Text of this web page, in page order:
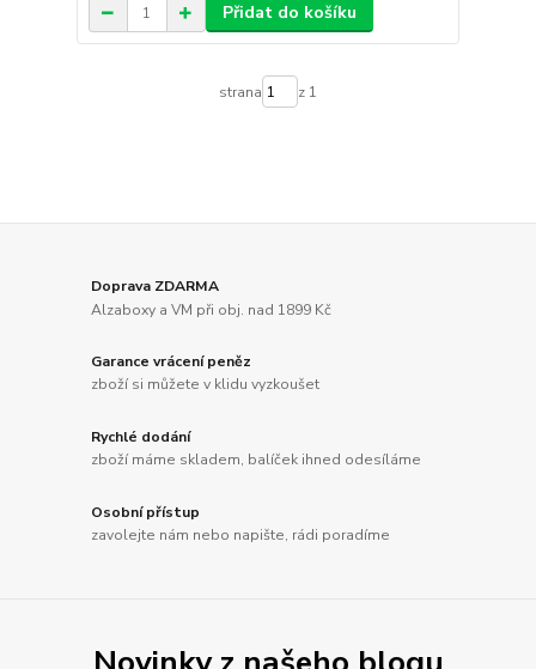
Přidat do košíku
strana z 1
Doprava ZDARMA
Alzaboxy a VM při obj. nad 1899 Kč
Garance vrácení peněz
zboží si můžete v klidu vyzkoušet
Rychlé dodání
zboží máme skladem, balíček ihned odesíláme
Osobní přístup
zavolejte nám nebo napište, rádi poradíme